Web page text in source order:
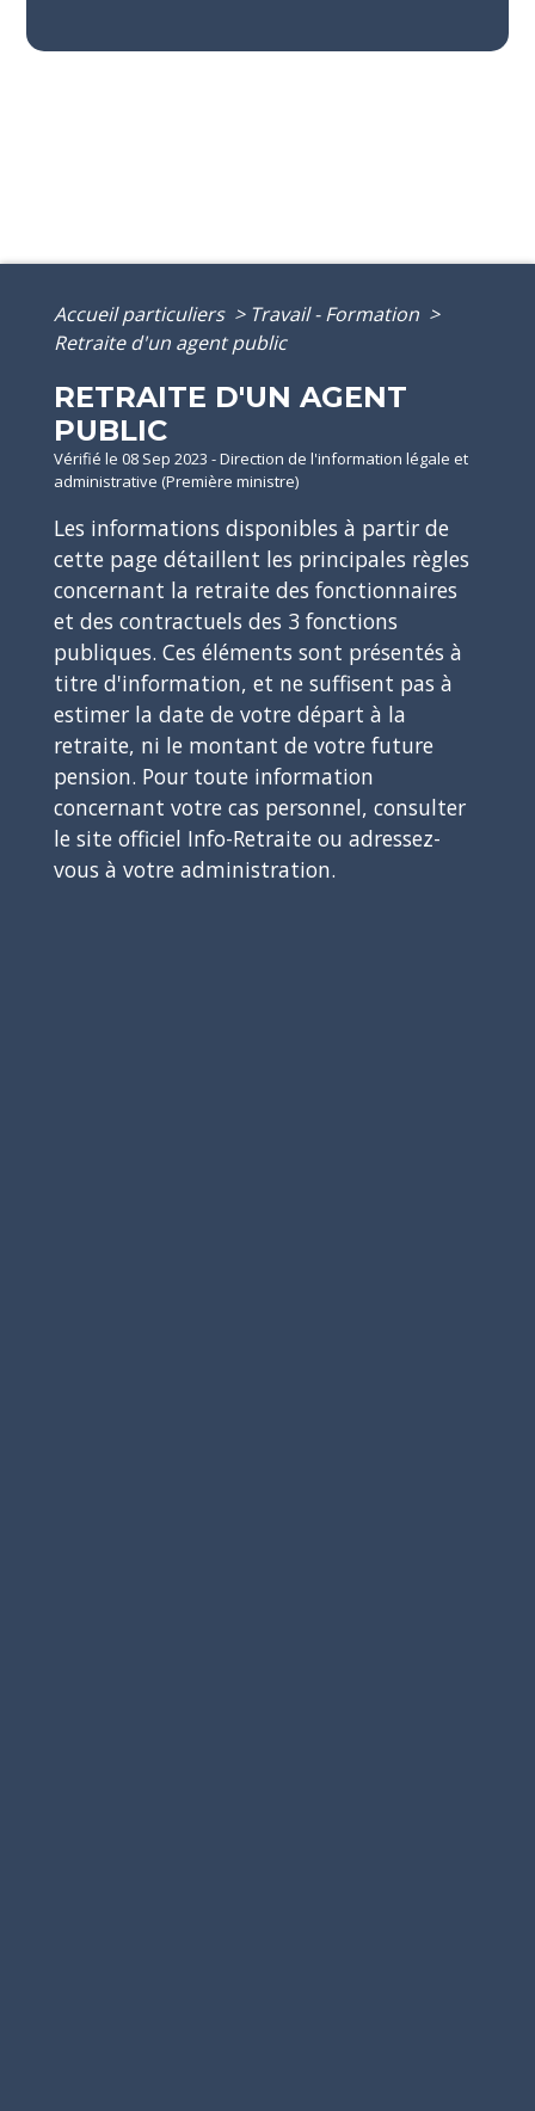
Accueil particuliers > Travail - Formation >
Retraite d'un agent public
RETRAITE D'UN AGENT
PUBLIC
Vérifié le 08 Sep 2023 - Direction de l'information légale et
administrative (Première ministre)
Les informations disponibles à partir de
cette page détaillent les principales règles
concernant la retraite des fonctionnaires
et des contractuels des 3 fonctions
publiques. Ces éléments sont présentés à
titre d'information, et ne suffisent pas à
estimer la date de votre départ à la
retraite, ni le montant de votre future
pension. Pour toute information
concernant votre cas personnel, consulter
le site officiel Info-Retraite ou adressez-
vous à votre administration.